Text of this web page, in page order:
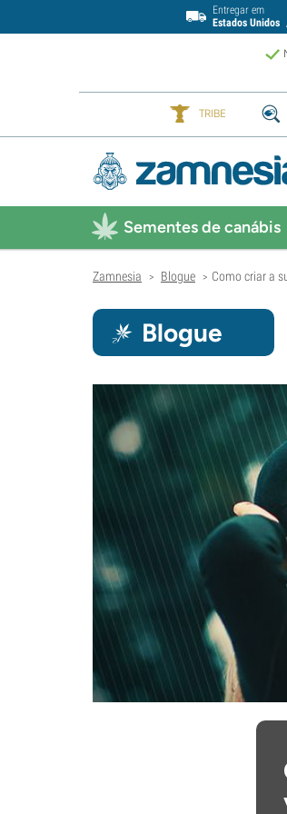
Entregar em
Estados Unidos
TRIBE
Sementes de canábis
Zamnesia > Blogue > Como criar a
Blogue